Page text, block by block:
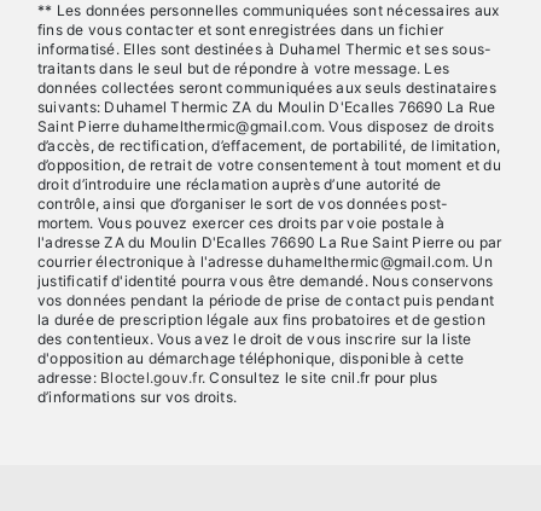
** Les données personnelles communiquées sont nécessaires aux
fins de vous contacter et sont enregistrées dans un fichier
informatisé. Elles sont destinées à Duhamel Thermic et ses sous-
traitants dans le seul but de répondre à votre message. Les
données collectées seront communiquées aux seuls destinataires
suivants: Duhamel Thermic ZA du Moulin D'Ecalles 76690 La Rue
Saint Pierre duhamelthermic@gmail.com. Vous disposez de droits
d’accès, de rectification, d’effacement, de portabilité, de limitation,
d’opposition, de retrait de votre consentement à tout moment et du
droit d’introduire une réclamation auprès d’une autorité de
contrôle, ainsi que d’organiser le sort de vos données post-
mortem. Vous pouvez exercer ces droits par voie postale à
l'adresse ZA du Moulin D'Ecalles 76690 La Rue Saint Pierre ou par
courrier électronique à l'adresse duhamelthermic@gmail.com. Un
justificatif d'identité pourra vous être demandé. Nous conservons
vos données pendant la période de prise de contact puis pendant
la durée de prescription légale aux fins probatoires et de gestion
des contentieux. Vous avez le droit de vous inscrire sur la liste
d'opposition au démarchage téléphonique, disponible à cette
adresse: Bloctel.gouv.fr. Consultez le site cnil.fr pour plus
d’informations sur vos droits.